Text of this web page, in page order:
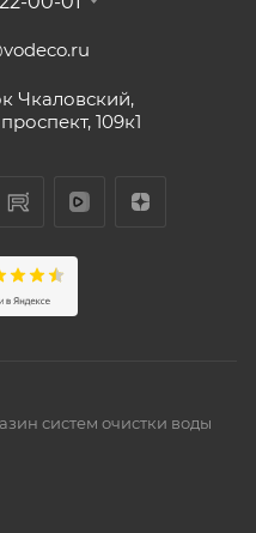
Чкаловский,
109к1
систем очистки воды